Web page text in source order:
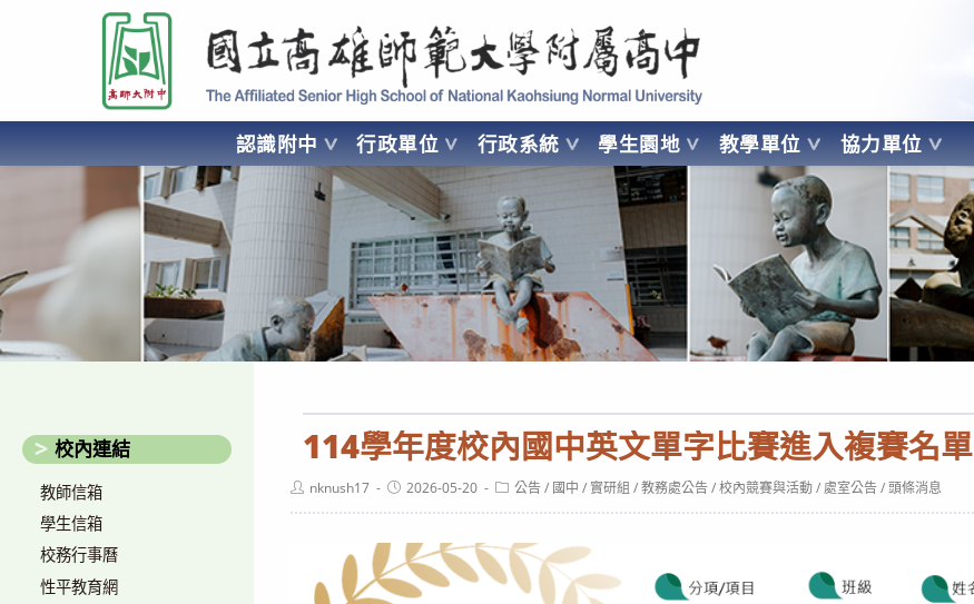
要
容
國立高雄師範大學附屬高級中學 Affiliated Senior High School of National Kaohsiung Normal University
認識附中 行政單位 行政系統 學生園地 教學單位 協力單位
AFFILIATED SENIOR HIGH SCHOOL OF NATIONAL KAOHSIUNG NORMAL UNIVERSITY
114學年度校內國中英文單字比賽進入複賽名單
Postnknush17
Post2026-05-20
Post公告 / 國中 / 實研組 / 教務處公告 / 校內競賽與活動 / 處室公告 / 頭條消息
校內連結
教師信箱
學生信箱
校務行事曆
性平教育網